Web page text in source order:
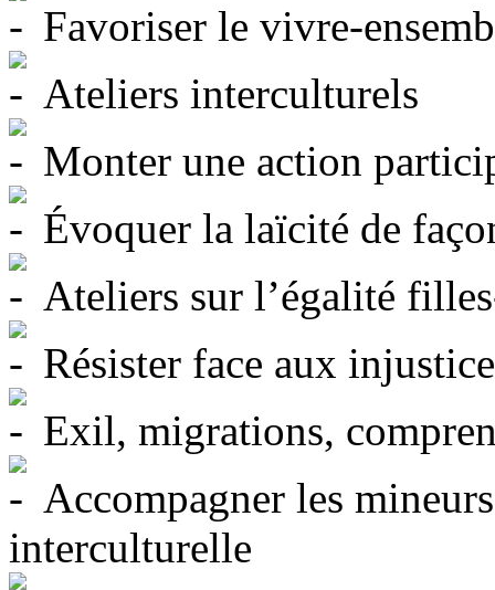
Favoriser le vivre-
Ateliers interculturels
Monter une action
Évoquer la laïcité de
Ateliers sur l’égalité
Résister face aux
Exil, migrations,
Accompagner les
interculturelle